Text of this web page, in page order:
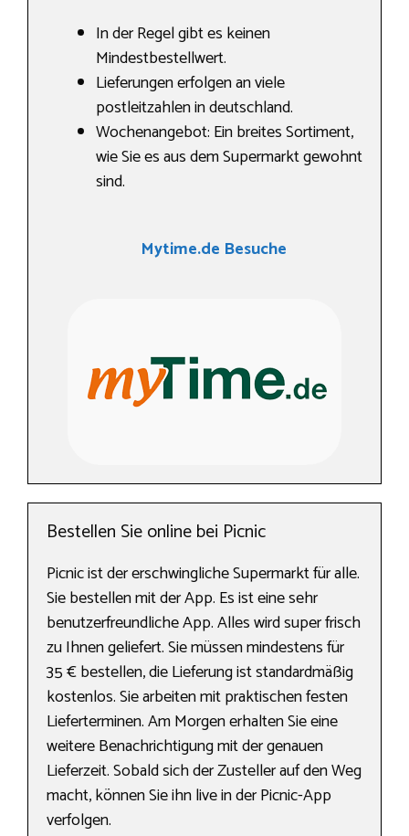
In der Regel gibt es keinen
Mindestbestellwert.
Lieferungen erfolgen an viele
postleitzahlen in deutschland.
Wochenangebot: Ein breites Sortiment,
wie Sie es aus dem Supermarkt gewohnt
sind.
Mytime.de Besuche
Bestellen Sie online bei Picnic
Picnic ist der erschwingliche Supermarkt für alle.
Sie bestellen mit der App. Es ist eine sehr
benutzerfreundliche App. Alles wird super frisch
zu Ihnen geliefert. Sie müssen mindestens für
35 € bestellen, die Lieferung ist standardmäßig
kostenlos. Sie arbeiten mit praktischen festen
Lieferterminen. Am Morgen erhalten Sie eine
weitere Benachrichtigung mit der genauen
Lieferzeit. Sobald sich der Zusteller auf den Weg
macht, können Sie ihn live in der Picnic-App
verfolgen.